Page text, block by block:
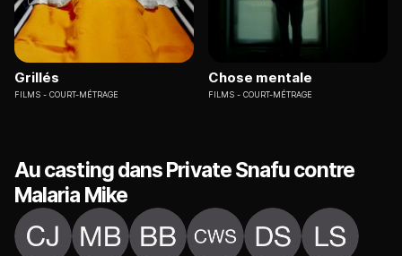
Grillés
FILMS COURT-MÉTRAGE
Chose mentale
FILMS COURT-MÉTRAGE
Au casting dans Private Snafu contre
Malaria Mike